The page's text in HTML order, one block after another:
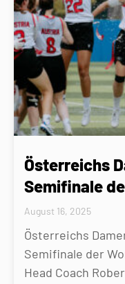
Österreichs
Semifinale
August 16, 2025
Österreichs
Semifinale der
Head Coach